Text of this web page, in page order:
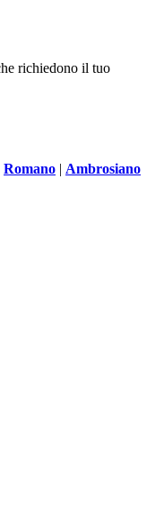
richiedono il tuo
Romano | Ambrosiano